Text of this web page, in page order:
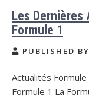
Les Dernières
Formule 1
PUBLISHED
Actualités
Formule 1 La